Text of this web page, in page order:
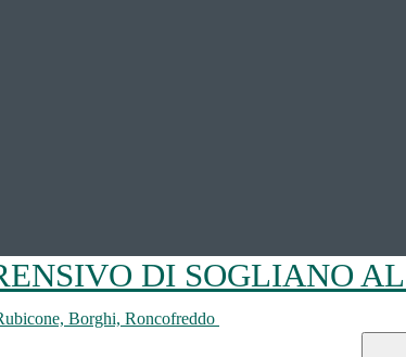
DI SOGLIANO
Borghi, Roncofreddo